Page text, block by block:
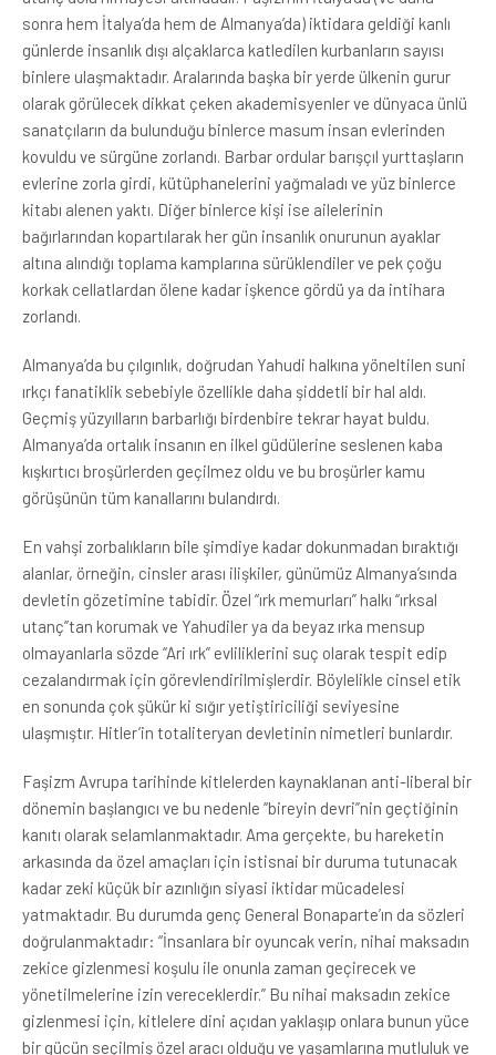
sonra hem İtalya’da hem de Almanya’da) iktidara geldiği kanlı
günlerde insanlık dışı alçaklarca katledilen kurbanların sayısı
binlere ulaşmaktadır. Aralarında başka bir yerde ülkenin gurur
olarak görülecek dikkat çeken akademisyenler ve dünyaca ünlü
sanatçıların da bulunduğu binlerce masum insan evlerinden
kovuldu ve sürgüne zorlandı. Barbar ordular barışçıl yurttaşların
evlerine zorla girdi, kütüphanelerini yağmaladı ve yüz binlerce
kitabı alenen yaktı. Diğer binlerce kişi ise ailelerinin
bağırlarından kopartılarak her gün insanlık onurunun ayaklar
altına alındığı toplama kamplarına sürüklendiler ve pek çoğu
korkak cellatlardan ölene kadar işkence gördü ya da intihara
zorlandı.
Almanya’da bu çılgınlık, doğrudan Yahudi halkına yöneltilen suni
ırkçı fanatiklik sebebiyle özellikle daha şiddetli bir hal aldı.
Geçmiş yüzyılların barbarlığı birdenbire tekrar hayat buldu.
Almanya’da ortalık insanın en ilkel güdülerine seslenen kaba
kışkırtıcı broşürlerden geçilmez oldu ve bu broşürler kamu
görüşünün tüm kanallarını bulandırdı.
En vahşi zorbalıkların bile şimdiye kadar dokunmadan bıraktığı
alanlar, örneğin, cinsler arası ilişkiler, günümüz Almanya’sında
devletin gözetimine tabidir. Özel “ırk memurları” halkı “ırksal
utanç”tan korumak ve Yahudiler ya da beyaz ırka mensup
olmayanlarla sözde “Ari ırk” evliliklerini suç olarak tespit edip
cezalandırmak için görevlendirilmişlerdir. Böylelikle cinsel etik
en sonunda çok şükür ki sığır yetiştiriciliği seviyesine
ulaşmıştır. Hitler’in totaliteryan devletinin nimetleri bunlardır.
Faşizm Avrupa tarihinde kitlelerden kaynaklanan anti-liberal bir
dönemin başlangıcı ve bu nedenle “bireyin devri”nin geçtiğinin
kanıtı olarak selamlanmaktadır. Ama gerçekte, bu hareketin
arkasında da özel amaçları için istisnai bir duruma tutunacak
kadar zeki küçük bir azınlığın siyasi iktidar mücadelesi
yatmaktadır. Bu durumda genç General Bonaparte’ın da sözleri
doğrulanmaktadır: “İnsanlara bir oyuncak verin, nihai maksadın
zekice gizlenmesi koşulu ile onunla zaman geçirecek ve
yönetilmelerine izin vereceklerdir.” Bu nihai maksadın zekice
gizlenmesi için, kitlelere dini açıdan yaklaşıp onlara bunun yüce
bir gücün seçilmiş özel aracı olduğu ve yaşamlarına mutluluk ve